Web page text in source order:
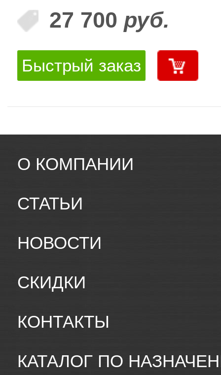
27 700 руб.
Быстрый заказ
О КОМПАНИИ
СТАТЬИ
НОВОСТИ
СКИДКИ
КОНТАКТЫ
КАТАЛОГ ПО